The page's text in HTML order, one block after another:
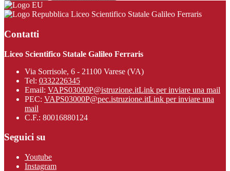
Liceo Scientifico Statale Galileo Ferraris
Contatti
Liceo Scientifico Statale Galileo Ferraris
Via Sorrisole, 6 - 21100 Varese (VA)
Tel: 0332226345
Email: VAPS03000P@istruzione.itLink per inviare una mail
PEC: VAPS03000P@pec.istruzione.itLink per inviare una
mail
C.F.: 80016880124
Seguici su
Youtube
Instagram